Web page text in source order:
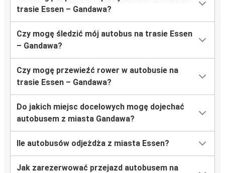
trasie Essen – Gandawa?
Czy mogę śledzić mój autobus na trasie Essen
– Gandawa?
Czy mogę przewieźć rower w autobusie na
trasie Essen – Gandawa?
Do jakich miejsc docelowych mogę dojechać
autobusem z miasta Gandawa?
Ile autobusów odjeżdża z miasta Essen?
Jak zarezerwować przejazd autobusem na